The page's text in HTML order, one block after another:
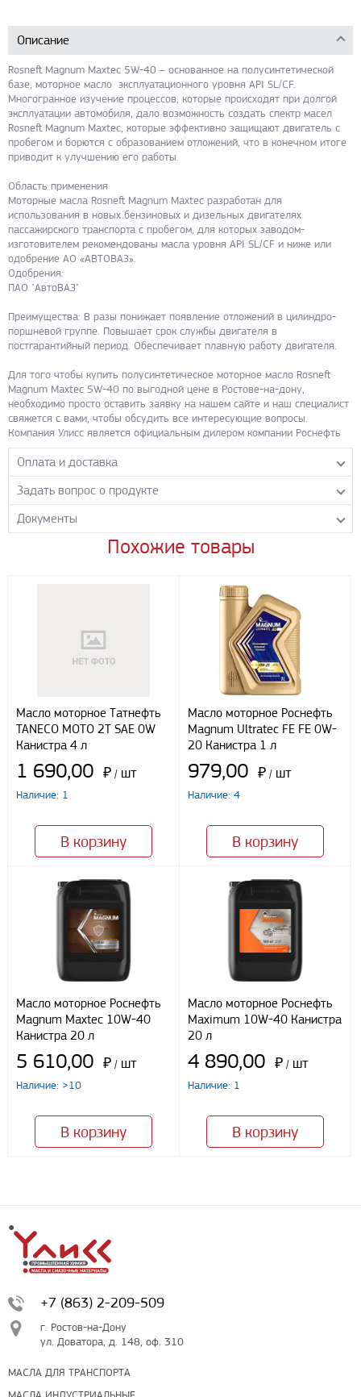
Описание
Rosneft Magnum Maxtec 5W-40 – основанное на полусинтетической
базе, моторное масло эксплуатационного уровня API SL/CF.
Многогранное изучение процессов, которые происходят при долгой
эксплуатации автомобиля, дало возможность создать спектр масел
Rosneft Magnum Maxtec, которые эффективно защищают двигатель с
пробегом и борются с образованием отложений, что в конечном итоге
приводит к улучшению его работы.
Область применения
Моторные масла Rosneft Magnum Maxtec разработан для
использования в новых бензиновых и дизельных двигателях
пассажирского транспорта с пробегом, для которых заводом-
изготовителем рекомендованы масла уровня API SL/CF и ниже или
одобрение АО «АВТОВАЗ».
Одобрения:
ПАО "АвтоВАЗ"
Преимущества: В разы понижает появление отложений в цилиндро-
поршневой группе. Повышает срок службы двигателя в
постгарантийный период. Обеспечивает плавную работу двигателя.
Для того чтобы купить полусинтетическое моторное масло Rosneft
Magnum Maxtec 5W-40 по выгодной цене в Ростове-на-дону,
необходимо просто оставить заявку на нашем сайте и наш специалист
свяжется с вами, чтобы обсудить все интересующие вопросы.
Компания Улисс является официальным дилером компании Роснефть
Оплата и доставка
Самовывоз с нашего склада
Транспортные компании
Бесплатная доставка до терминала ПЭК
Южный федеральный округ
При получении груза
Безналичный расчет
Задать вопрос о продукте
Задайте нашим менеджерам вопрос о данном продукте.
Все поля формы обязательны к заполнению.
Я даю свое согласие ООО «Улисс» на обработку моих
Политикой конфиденциальности
Отправить
Документы
Rosneft_Magnum_Maxtec_5W-40- PDF 446.97 КБ
Похожие товары
Масло моторное Татнефть
TANECO MOTO 2Т SAE 0W
Канистра 4 л
1 690,00 ₽ / шт
Наличие: 1
В корзину
Масло моторное Роснефть
Magnum Ultratec FE FE 0W-
20 Канистра 1 л
979,00 ₽ / шт
Наличие: 4
В корзину
Масло моторное Роснефть
Magnum Maxtec 10W-40
Канистра 20 л
5 610,00 ₽ / шт
Наличие: >10
В корзину
Масло моторное Роснефть
Maximum 10W-40 Канистра
20 л
4 890,00 ₽ / шт
Наличие: 1
В корзину
+7 (863) 2-209-509
г. Ростов-на-Дону
ул. Доватора, д. 148, оф. 310
МАСЛА ДЛЯ ТРАНСПОРТА